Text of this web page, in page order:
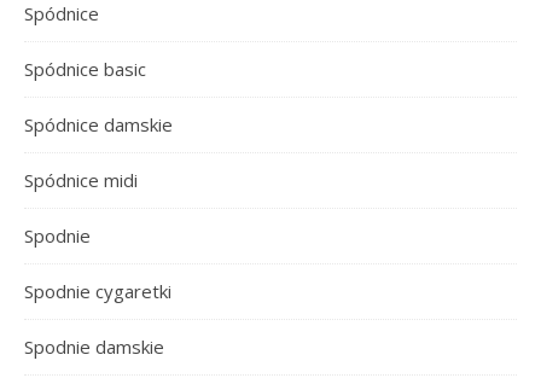
Spódnice
Spódnice basic
Spódnice damskie
Spódnice midi
Spodnie
Spodnie cygaretki
Spodnie damskie